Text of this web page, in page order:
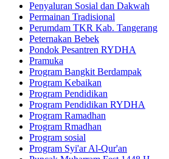
Penyaluran Sosial dan Dakwah
Permainan Tradisional
Perumdam TKR Kab. Tangerang
Peternakan Bebek
Pondok Pesantren RYDHA
Pramuka
Program Bangkit Berdampak
Program Kebaikan
Program Pendidikan
Program Pendidikan RYDHA
Program Ramadhan
Program Rmadhan
Program sosial
Program Syi'ar Al-Qur'an